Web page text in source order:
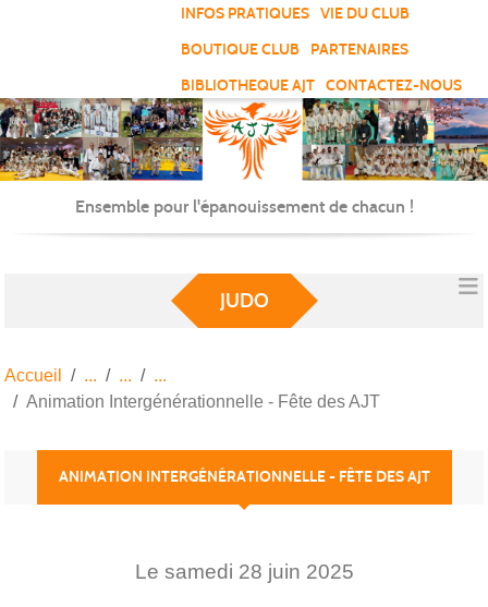
INFOS PRATIQUES
VIE DU CLUB
BOUTIQUE CLUB
PARTENAIRES
BIBLIOTHEQUE AJT
CONTACTEZ-NOUS
Ensemble pour l'épanouissement de chacun !
JUDO
Accueil
Animation Intergénérationnelle - Fête des AJT
ANIMATION INTERGÉNÉRATIONNELLE - FÊTE DES AJT
Le samedi 28 juin 2025
Panneau de gestion des cookies